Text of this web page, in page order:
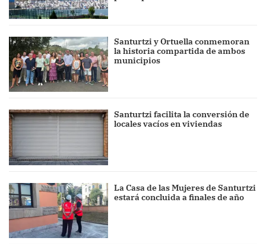
Santurtzi y Ortuella conmemoran
la historia compartida de ambos
municipios
Santurtzi facilita la conversión de
locales vacíos en viviendas
La Casa de las Mujeres de Santurtzi
estará concluida a finales de año